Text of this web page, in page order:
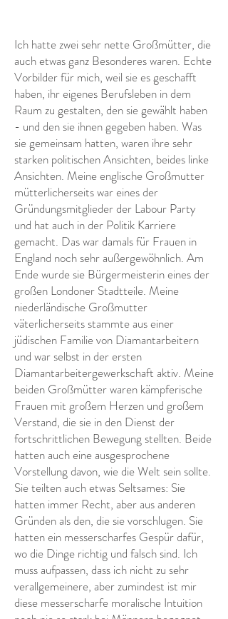
Ich hatte zwei sehr nette Großmütter, die
auch etwas ganz Besonderes waren. Echte
Vorbilder für mich, weil sie es geschafft
haben, ihr eigenes Berufsleben in dem
Raum zu gestalten, den sie gewählt haben
- und den sie ihnen gegeben haben. Was
sie gemeinsam hatten, waren ihre sehr
starken politischen Ansichten, beides linke
Ansichten. Meine englische Großmutter
mütterlicherseits war eines der
Gründungsmitglieder der Labour Party
und hat auch in der Politik Karriere
gemacht. Das war damals für Frauen in
England noch sehr außergewöhnlich. Am
Ende wurde sie Bürgermeisterin eines der
großen Londoner Stadtteile. Meine
niederländische Großmutter
väterlicherseits stammte aus einer
jüdischen Familie von Diamantarbeitern
und war selbst in der ersten
Diamantarbeitergewerkschaft aktiv. Meine
beiden Großmütter waren kämpferische
Frauen mit großem Herzen und großem
Verstand, die sie in den Dienst der
fortschrittlichen Bewegung stellten. Beide
hatten auch eine ausgesprochene
Vorstellung davon, wie die Welt sein sollte.
Sie teilten auch etwas Seltsames: Sie
hatten immer Recht, aber aus anderen
Gründen als den, die sie vorschlugen. Sie
hatten ein messerscharfes Gespür dafür,
wo die Dinge richtig und falsch sind. Ich
muss aufpassen, dass ich nicht zu sehr
verallgemeinere, aber zumindest ist mir
diese messerscharfe moralische Intuition